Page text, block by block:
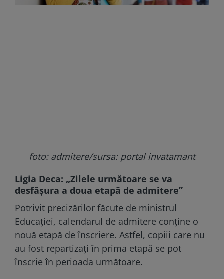
foto: admitere/sursa: portal invatamant
Ligia Deca: „Zilele următoare se va
desfășura a doua etapă de admitere”
Potrivit precizărilor făcute de ministrul
Educației, calendarul de admitere conține o
nouă etapă de înscriere. Astfel, copiii care nu
au fost repartizați în prima etapă se pot
înscrie în perioada următoare.